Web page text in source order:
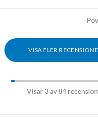
VISA FLER
Visar 3 av 84